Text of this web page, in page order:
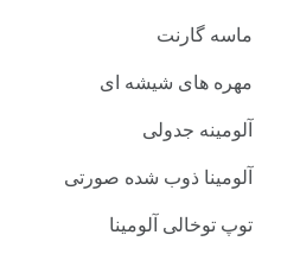
ماسه گارنت
مهره های شیشه ای
آلومینه جدولی
آلومینا ذوب شده صورتی
توپ توخالی آلومینا